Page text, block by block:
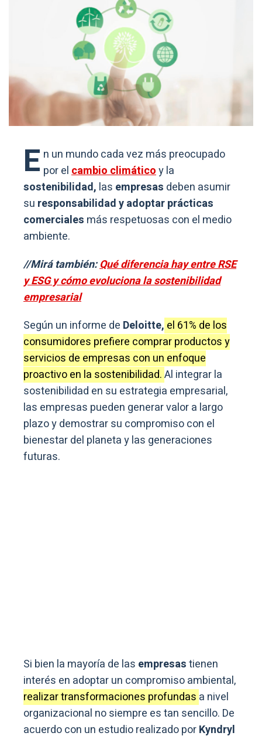
E n un mundo cada vez más preocupado
por elcambio climáticoy la
sostenibilidad, las empresas deben asumir
su responsabilidad y adoptar prácticas
comerciales más respetuosas con el medio
ambiente.
//Mirá también:Qué diferencia hay entre RSE
y ESG y cómo evoluciona la sostenibilidad
empresarial
Según un informe de Deloitte, el 61% de los
consumidores prefiere comprar productos y
servicios de empresas con un enfoque
proactivo en la sostenibilidad.Al integrar la
sostenibilidad en su estrategia empresarial,
las empresas pueden generar valor a largo
plazo y demostrar su compromiso con el
bienestar del planeta y las generaciones
futuras.
Si bien la mayoría de las empresastienen
interés en adoptar un compromiso ambiental,
realizar transformaciones profundas a nivel
organizacional no siempre es tan sencillo. De
acuerdo con un estudio realizado porKyndryl